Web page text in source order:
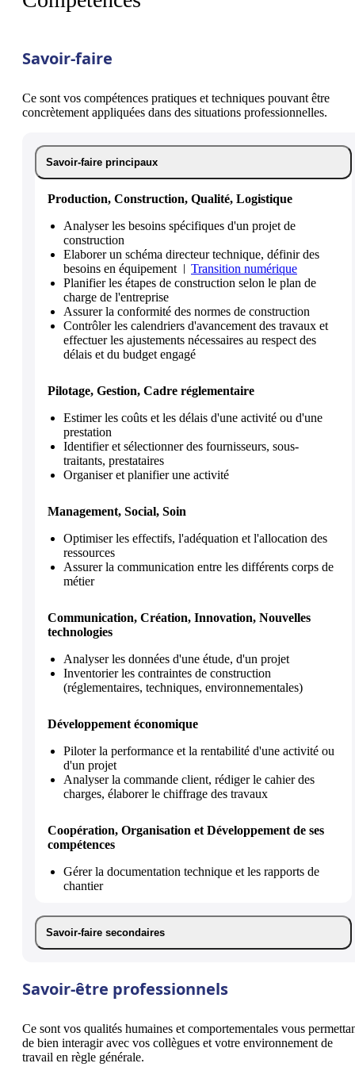
Savoir-faire
Ce sont vos compétences pratiques et techniques pouvant être
concrètement appliquées dans des situations professionnelles.
Savoir-faire principaux
Production, Construction, Qualité, Logistique
Analyser les besoins spécifiques d'un projet de
construction
Elaborer un schéma directeur technique, définir des
besoins en équipement
Transition numérique
Planifier les étapes de construction selon le plan de
charge de l'entreprise
Assurer la conformité des normes de construction
Contrôler les calendriers d'avancement des travaux et
effectuer les ajustements nécessaires au respect des
délais et du budget engagé
Pilotage, Gestion, Cadre réglementaire
Estimer les coûts et les délais d'une activité ou d'une
prestation
Identifier et sélectionner des fournisseurs, sous-
traitants, prestataires
Organiser et planifier une activité
Management, Social, Soin
Optimiser les effectifs, l'adéquation et l'allocation des
ressources
Assurer la communication entre les différents corps de
métier
Communication, Création, Innovation, Nouvelles
technologies
Analyser les données d'une étude, d'un projet
Inventorier les contraintes de construction
(réglementaires, techniques, environnementales)
Développement économique
Piloter la performance et la rentabilité d'une activité ou
d'un projet
Analyser la commande client, rédiger le cahier des
charges, élaborer le chiffrage des travaux
Coopération, Organisation et Développement de ses
compétences
Gérer la documentation technique et les rapports de
chantier
Savoir-faire secondaires
Savoir-être professionnels
Ce sont vos qualités humaines et comportementales vous
de bien interagir avec vos collègues et votre environnement de
travail en règle générale.